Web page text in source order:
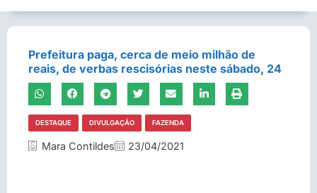
Prefeitura paga, cerca de meio milhão de
reais, de verbas rescisórias neste sábado, 24
DESTAQUE DIVULGAÇÃO FAZENDA
Mara Contildes 23/04/2021